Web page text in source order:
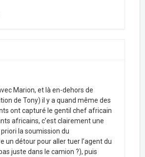
Marion, et là en-dehors de
de Tony) il y a quand même des
ont capturé le gentil chef africain
africains, c’est clairement une
la soumission du
un détour pour aller tuer l’agent du
juste dans le camion ?), puis